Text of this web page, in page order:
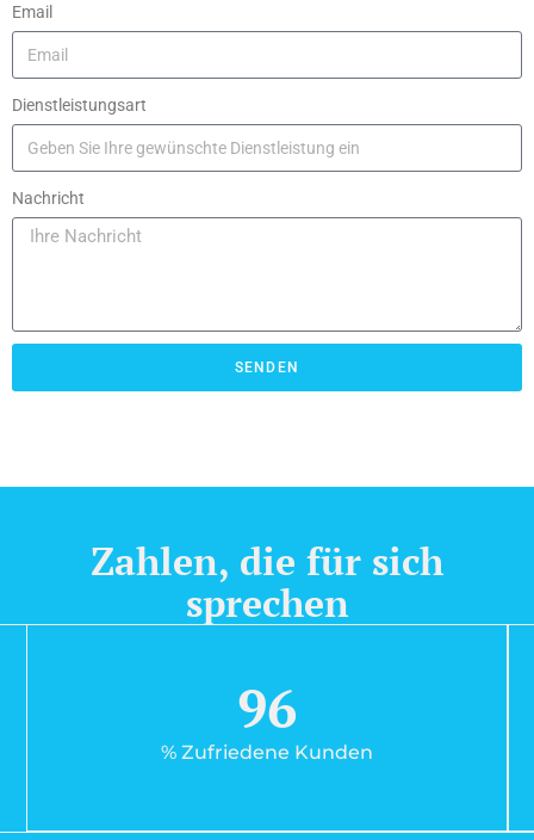
Email
Dienstleistungsart
Nachricht
SENDEN
Zahlen, die für sich
sprechen
% Zufriedene Kunden
96